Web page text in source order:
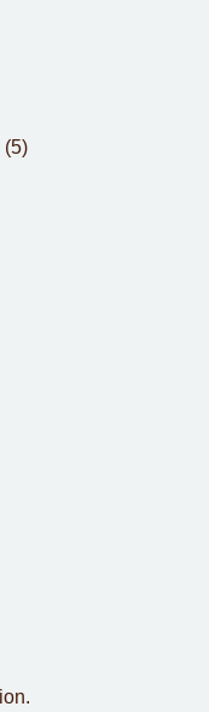
(5)